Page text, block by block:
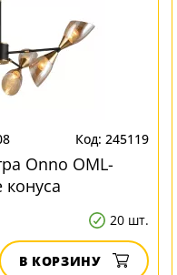
245119
Onno OML-
20 шт.
В КОРЗИНУ